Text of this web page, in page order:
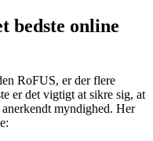
bedste online
RoFUS, er der flere
er det vigtigt at sikre sig, at
myndighed. Her